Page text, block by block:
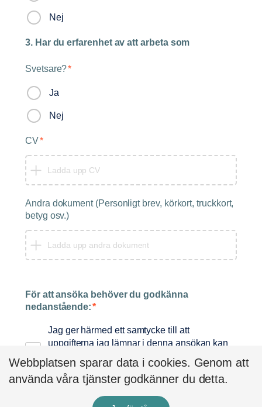
Nej
3. Har du erfarenhet av att arbeta som
Svetsare?*
Ja
Nej
CV*
Ladda upp CV
Andra dokument (Personligt brev, körkort, truckkort,
betyg osv.)
Ladda upp andra dokument
För att ansöka behöver du godkänna
nedanstående:*
Jag ger härmed ett samtycke till att
uppgifterna jag lämnar i denna ansökan kan
användas för att matcha mig mot detta och
andra jobb. Klicka för att läsa mer.
SKICKA ANSÖKAN
Webbplatsen sparar data i cookies. Genom att
använda våra tjänster godkänner du detta.